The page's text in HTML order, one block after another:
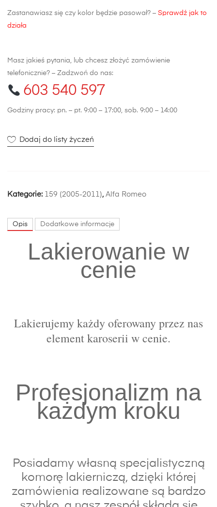
Zastanawiasz się czy kolor będzie pasował? – Sprawdź jak to
działa
Masz jakieś pytania, lub chcesz złożyć zamówienie
telefonicznie? – Zadzwoń do nas:
603 540 597
Godziny pracy: pn. – pt. 9:00 – 17:00, sob. 9:00 – 14:00
Dodaj do listy życzeń
Kategorie: 159 (2005-2011), Alfa Romeo
Opis Dodatkowe informacje
Lakierowanie w
cenie
Lakierujemy każdy oferowany przez nas
element karoserii w cenie.
Profesjonalizm na
każdym kroku
Posiadamy własną specjalistyczną
komorę lakierniczą, dzięki której
zamówienia realizowane są bardzo